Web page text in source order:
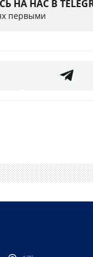
НА НАС В
первыми